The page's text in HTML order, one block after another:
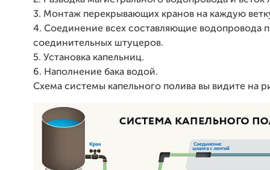
3. Монтаж перекрывающих кранов на каждую
4. Соединение всех составляющие водопровода
соединительных штуцеров.
5. Установка капельниц.
6. Наполнение бака водой.
Схема системы капельного полива вы видите на